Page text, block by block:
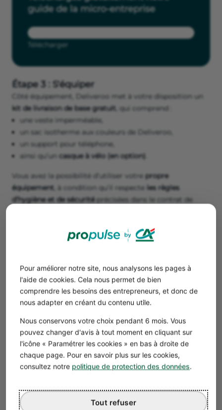
Pour améliorer notre site, nous analysons les pages à
l'aide de cookies. Cela nous permet de bien
comprendre les besoins des entrepreneurs, et donc de
nous adapter en créant du contenu utile.
Nous conservons votre choix pendant 6 mois. Vous
pouvez changer d'avis à tout moment en cliquant sur
l'icône « Paramétrer les cookies » en bas à droite de
chaque page. Pour en savoir plus sur les cookies,
consultez notre politique de protection des données.
Tout refuser
guide de la micro-entreprise
Télécharger
Étape 3 : S'équiper
Côté équipement, Deliveroo met à votre disposition un
kit de livraison de base gratuit , qui comprend :
une veste imperméable,
un sac isotherme aux couleurs de Deliveroo,
un support pour téléphone,
ainsi qu’un casque à vélo (en option)
Vous avez la possibilité d’utiliser votre propre
équipement , à condition qu’il respecte les règles
d’hygiène et de sécuritéprécisées dans le contrat de
manière autonome.
propre équipement pour débuter votre activité de livreur
Deliveroo.
Équipement
Prix indicatif
Vélo, vélo électrique,
vélo cargo
500 à 7 000 €
Scooter 50 cc
À partir de 600 €
(d’occasion) à plus de 6